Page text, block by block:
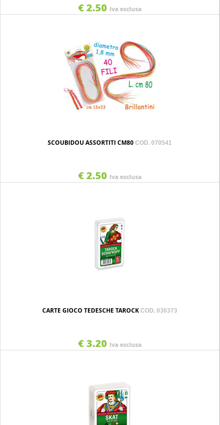
€ 2.50 Iva esclusa
SCOUBIDOU ASSORTITI CM80 COD. 070541
€ 2.50 Iva esclusa
CARTE GIOCO TEDESCHE TAROCK COD. 030373
€ 3.20 Iva esclusa